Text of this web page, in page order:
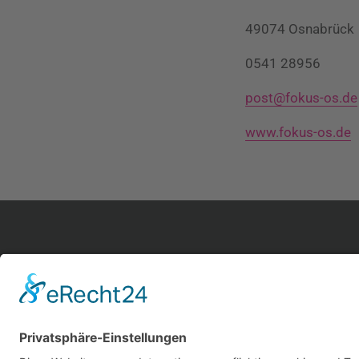
49074 Osnabrück
0541 28956
post@fokus-os.de
www.fokus-os.de